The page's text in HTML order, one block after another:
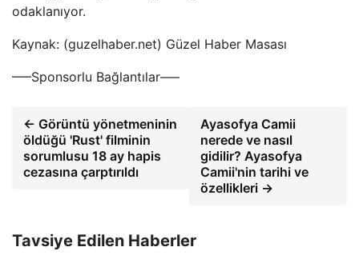
odaklanıyor.
Kaynak: (guzelhaber.net) Güzel Haber Masası
—–Sponsorlu Bağlantılar—–
← Görüntü yönetmeninin
öldüğü 'Rust' filminin
sorumlusu 18 ay hapis
cezasına çarptırıldı
Ayasofya Camii
nerede ve nasıl
gidilir? Ayasofya
Camii'nin tarihi ve
özellikleri →
Tavsiye Edilen Haberler